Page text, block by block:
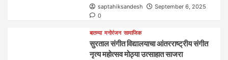
saptahiksandesh
September 6, 2025
0
बातम्या मनोरंजन सामाजिक
सुरताल संगीत विद्यालयाचा आंतरराष्ट्रीय संगीत
नृत्य महोत्सव मोठ्या उत्साहात साजरा